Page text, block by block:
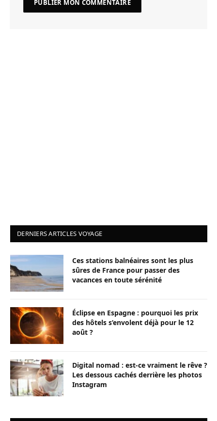
DERNIERS ARTICLES VOYAGE
Ces stations balnéaires sont les plus
sûres de France pour passer des
vacances en toute sérénité
Éclipse en Espagne : pourquoi les prix
des hôtels s’envolent déjà pour le 12
août ?
Digital nomad : est-ce vraiment le rêve ?
Les dessous cachés derrière les photos
Instagram